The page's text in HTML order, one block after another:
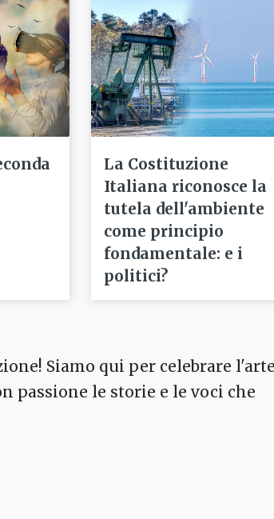
La Costituzione
Italiana riconosce la
tutela dell'ambiente
come principio
fondamentale: e i
politici?
Siamo qui per celebrare
passione le storie e le voci che